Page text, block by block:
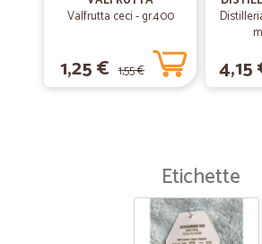
I prodotti che ho ordinato…
I prodotti che ho ordinato corrispondono alla
poteva essere migliore, nel complesso
positiva.
Cortesia e velocità, prezzi economici e cura
Lo consiglio vivamente a chi desidera qualità e
assistenza telefonica super cortese e veloce.
Valfrutta ceci - gr.400
1,25 € 1,55 € 4,15
Etichette